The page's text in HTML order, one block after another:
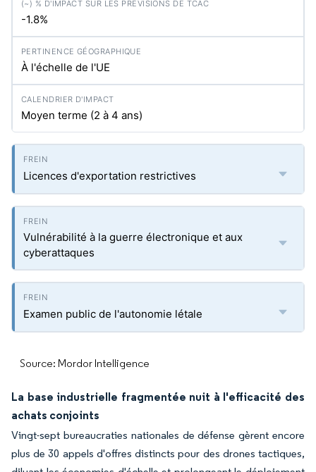
-1.8%
À l'échelle de l'UE
Moyen terme (2 à 4 ans)
Licences d'exportation restrictives
Vulnérabilité à la guerre électronique et aux
cyberattaques
Examen public de l'autonomie létale
Source: Mordor Intelligence
La base industrielle fragmentée nuit à l'efficacité des
achats conjoints
Vingt-sept bureaucraties nationales de défense gèrent encore
plus de 30 appels d'offres distincts pour des drones tactiques,